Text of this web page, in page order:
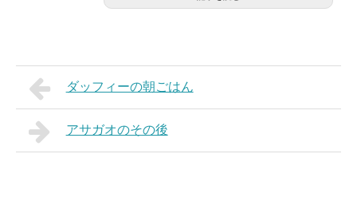
ダッフィーの朝ごはん
アサガオのその後